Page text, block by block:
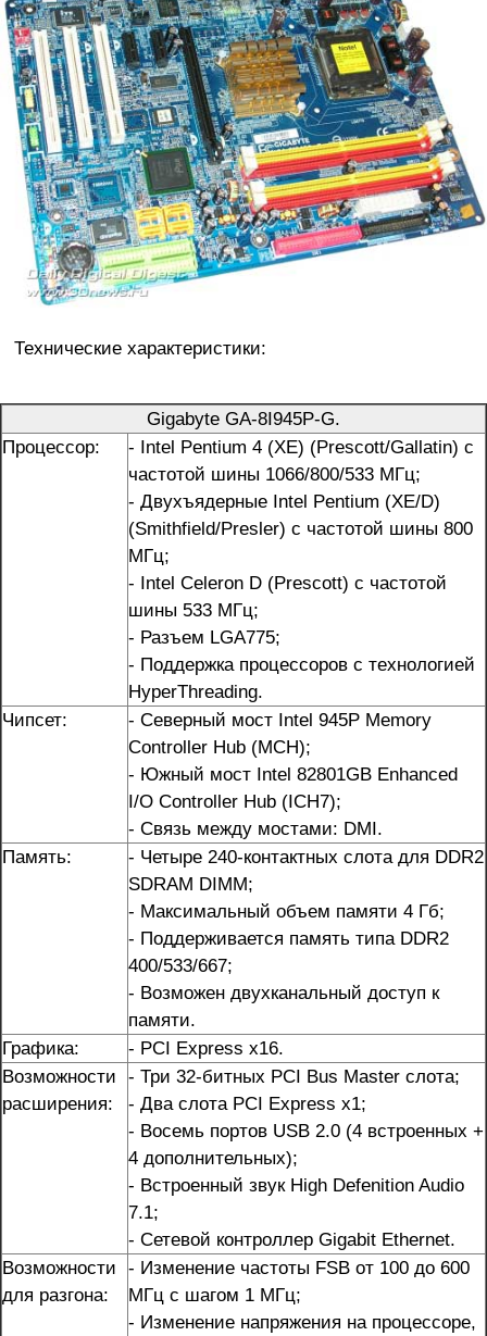
Технические характеристики:
Gigabyte GA-8I945P-G.
Процессор:
- Intel Pentium 4 (XE) (Prescott/Gallatin) с
частотой шины 1066/800/533 МГц;
- Двухъядерные Intel Pentium (XE/D)
(Smithfield/Presler) с частотой шины 800
МГц;
- Intel Celeron D (Prescott) с частотой
шины 533 МГц;
- Разъем LGA775;
- Поддержка процессоров с технологией
HyperThreading.
Чипсет:
- Северный мост Intel 945P Memory
Controller Hub (MCH);
- Южный мост Intel 82801GB Enhanced
I/O Controller Hub (ICH7);
- Связь между мостами: DMI.
Память:
- Четыре 240-контактных слота для DDR2
SDRAM DIMM;
- Максимальный объем памяти 4 Гб;
- Поддерживается память типа DDR2
400/533/667;
- Возможен двухканальный доступ к
памяти.
Графика:
- PCI Express x16.
Возможности
расширения:
- Три 32-битных PCI Bus Master слота;
- Два слота PCI Express x1;
- Восемь портов USB 2.0 (4 встроенных +
4 дополнительных);
- Встроенный звук High Defenition Audio
7.1;
- Сетевой контроллер Gigabit Ethernet.
Возможности
для разгона:
- Изменение частоты FSB от 100 до 600
МГц с шагом 1 МГц;
- Изменение напряжения на процессоре,